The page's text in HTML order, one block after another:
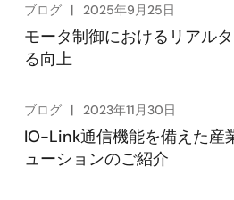
ブログ 2025年9月25日
モータ制御におけるリアル
る向上
ブログ 2023年11月30日
IO-Link通信機能を備えた産
ューションのご紹介